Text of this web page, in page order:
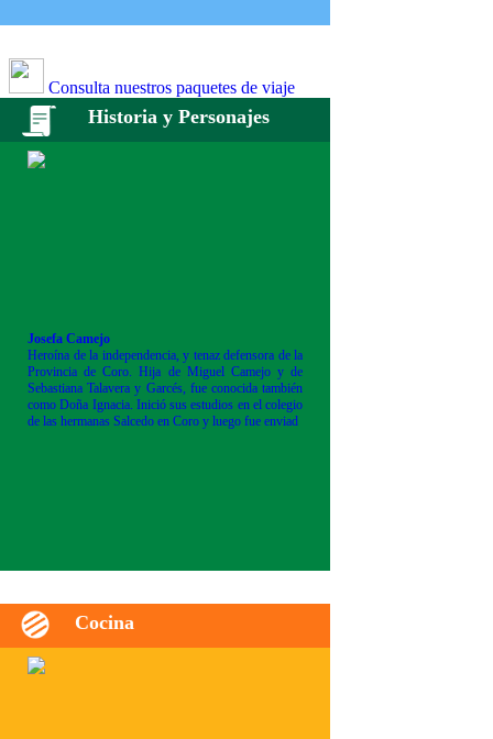
Consulta nuestros paquetes de viaje
Historia y Personajes
Josefa Camejo
Heroína de la independencia, y tenaz defensora de la
Provincia de Coro. Hija de Miguel Camejo y de
Sebastiana Talavera y Garcés, fue conocida también
como Doña Ignacia. Inició sus estudios en el colegio
de las hermanas Salcedo en Coro y luego fue enviad
Cocina